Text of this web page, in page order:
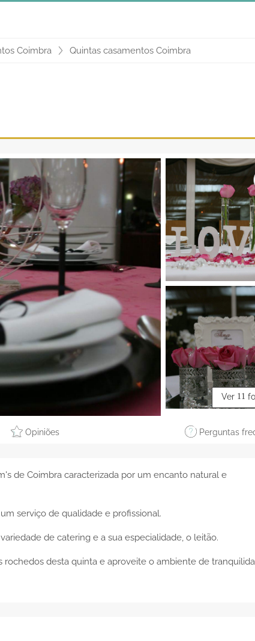
Coimbra Quintas casamentos Coimbra
Ver 11
Opiniões Perguntas
de Coimbra caracterizada por um encanto natural e
serviço de qualidade e profissional.
de catering e a sua especialidade, o leitão.
rochedos desta quinta e aproveite o ambiente de